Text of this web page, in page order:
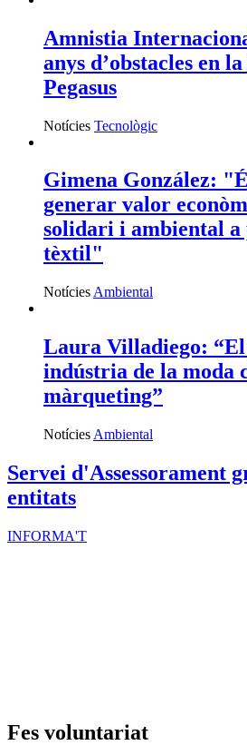
Amnistia
anys d’obstacles en
Pegasus
Notícies Tecnològic
Gimena González:
generar valor
solidari i ambiental
tèxtil"
Notícies Ambiental
Laura Villadiego:
indústria de la moda
màrqueting”
Notícies Ambiental
Servei d'Assessorament
entitats
INFORMA'T
Fes voluntariat